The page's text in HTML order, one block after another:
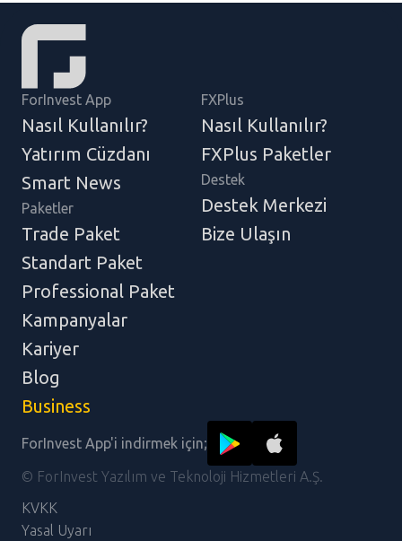
ForInvest App
Nasıl Kullanılır?
Yatırım Cüzdanı
Smart News
Paketler
Trade Paket
Standart Paket
Professional Paket
FXPlus
Nasıl Kullanılır?
FXPlus Paketler
Destek
Destek Merkezi
Bize Ulaşın
Kampanyalar
Kariyer
Blog
Business
ForInvest App'i indirmek için;
© ForInvest Yazılım ve Teknoloji Hizmetleri A.Ş.
KVKK
Yasal Uyarı